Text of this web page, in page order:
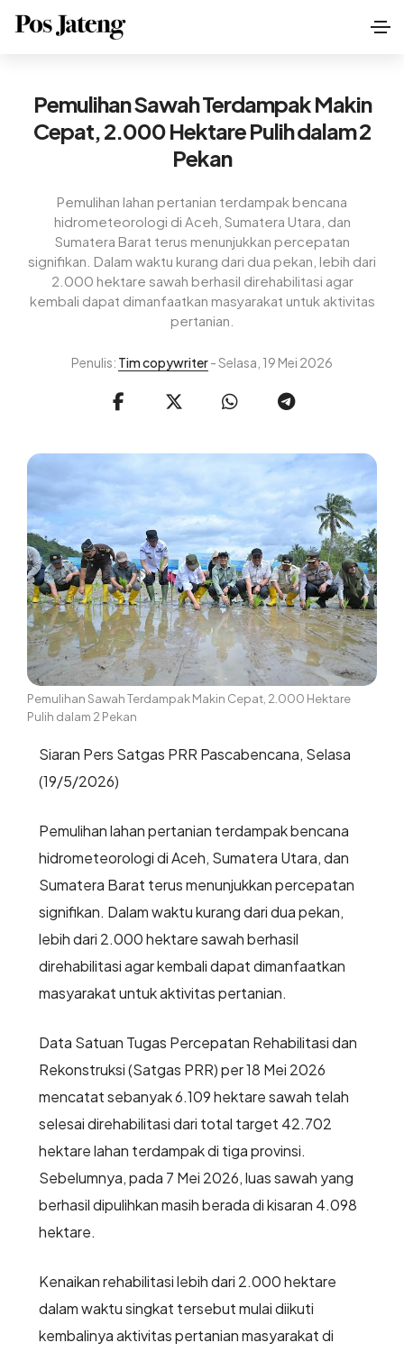
Pemulihan Sawah Terdampak Makin
Cepat, 2.000 Hektare Pulih dalam 2
Pekan
Pemulihan lahan pertanian terdampak bencana
hidrometeorologi di Aceh, Sumatera Utara, dan
Sumatera Barat terus menunjukkan percepatan
signifikan. Dalam waktu kurang dari dua pekan, lebih dari
2.000 hektare sawah berhasil direhabilitasi agar
kembali dapat dimanfaatkan masyarakat untuk aktivitas
pertanian.
Penulis: Tim copywriter- Selasa, 19 Mei 2026
Pemulihan Sawah Terdampak Makin Cepat, 2.000 Hektare
Pulih dalam 2 Pekan
Siaran Pers Satgas PRR Pascabencana, Selasa
(19/5/2026)
Pemulihan lahan pertanian terdampak bencana
hidrometeorologi di Aceh, Sumatera Utara, dan
Sumatera Barat terus menunjukkan percepatan
signifikan. Dalam waktu kurang dari dua pekan,
lebih dari 2.000 hektare sawah berhasil
direhabilitasi agar kembali dapat dimanfaatkan
masyarakat untuk aktivitas pertanian.
Data Satuan Tugas Percepatan Rehabilitasi dan
Rekonstruksi (Satgas PRR) per 18 Mei 2026
mencatat sebanyak 6.109 hektare sawah telah
selesai direhabilitasi dari total target 42.702
hektare lahan terdampak di tiga provinsi.
Sebelumnya, pada 7 Mei 2026, luas sawah yang
berhasil dipulihkan masih berada di kisaran 4.098
hektare.
Kenaikan rehabilitasi lebih dari 2.000 hektare
dalam waktu singkat tersebut mulai diikuti
kembalinya aktivitas pertanian masyarakat di